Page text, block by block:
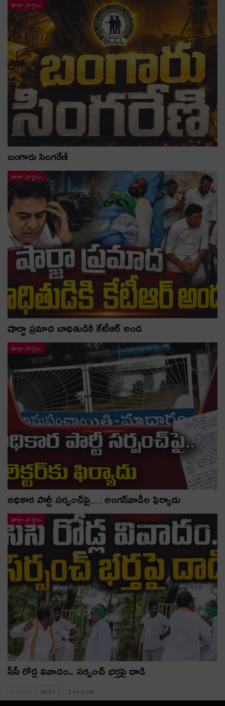
తాజా వార్తలు
బంగారు సింగరేణి
తాజా వార్తలు
షార్జా ప్రమాద బాధితుడికి కేటీఆర్ అండ
తాజా వార్తలు
అధికార పార్టీ స‌ర్పంచ్‌పై… అంగ‌న్‌వాడీల ఫిర్యాదు
తాజా వార్తలు
సీసీ రోడ్ల వివాదం.. స‌ర్పంచ్ భ‌ర్త‌పై దాడి
NEXT 1 of 1,144